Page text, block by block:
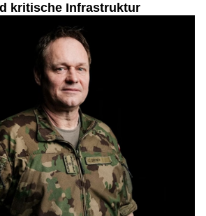
kritische Infrastruktur